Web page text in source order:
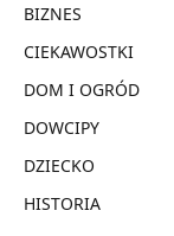
BIZNES
CIEKAWOSTKI
DOM I OGRÓD
DOWCIPY
DZIECKO
HISTORIA